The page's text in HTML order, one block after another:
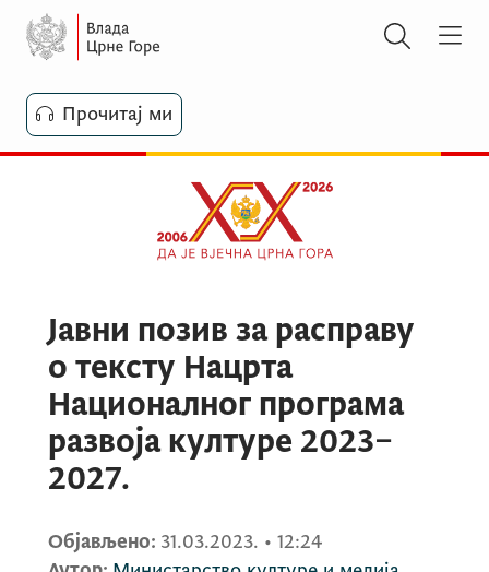
Прочитај ми
Јавни позив за расправу
о тексту Нацрта
Националног програма
развоја културе 2023–
2027.
Објављено: 31.03.2023. • 12:24